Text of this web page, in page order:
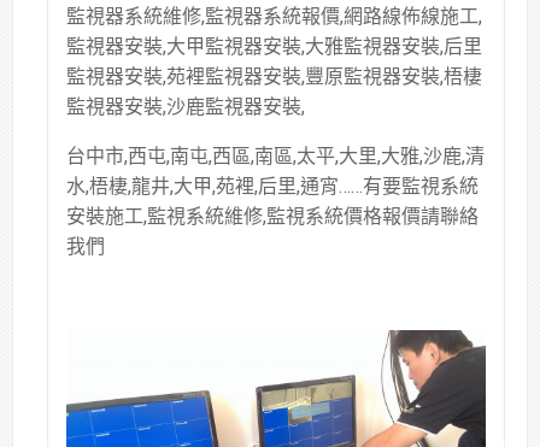
監視器系統維修,監視器系統報價,網路線佈線施工,
監視器安裝,大甲監視器安裝,大雅監視器安裝,后里
監視器安裝,苑裡監視器安裝,豐原監視器安裝,梧棲
監視器安裝,沙鹿監視器安裝,
台中市,西屯,南屯,西區,南區,太平,大里,大雅,沙鹿,清
水,梧棲,龍井,大甲,苑裡,后里,通宵……有要監視系統
安裝施工,監視系統維修,監視系統價格報價請聯絡
我們